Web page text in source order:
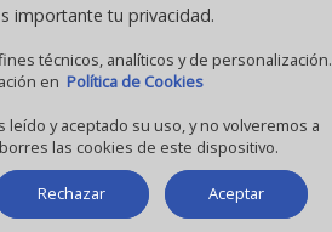
los derechos reservados
están gestionadas, y son propiedad de :
el Registro Mercantil de Valencia ( España ) CEE:
8, Hoja V-85203.
importante tu privacidad.
técnicos, analíticos y de personalización.
enPolítica de Cookies
leído y aceptado su uso, y no volveremos a
las cookies de este dispositivo.
Rechazar Aceptar